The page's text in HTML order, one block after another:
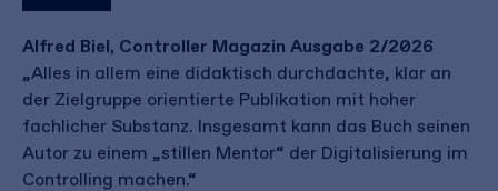
Alfred Biel, Controller Magazin Ausgabe 2/2026
„Alles in allem eine didaktisch durchdachte, klar an
der Zielgruppe orientierte Publikation mit hoher
fachlicher Substanz. Insgesamt kann das Buch seinen
Autor zu einem „stillen Mentor“ der Digitalisierung im
Controlling machen.“